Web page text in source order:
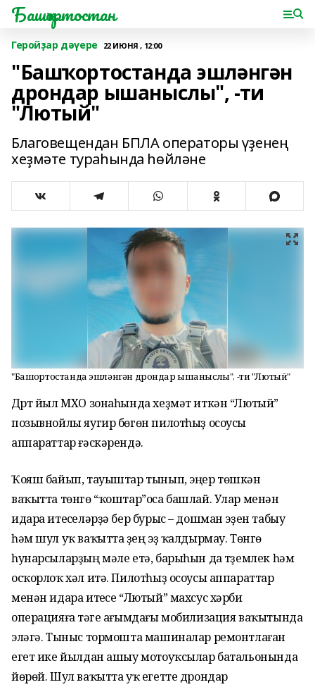
Башҡортостан
Геройҙар дәүере 22 ИЮНЯ , 12:00
"Башҡортостанда эшләнгән
дрондар ышаныслы", -ти
"Лютый"
Благовещендан БПЛА операторы үҙенең
хеҙмәте тураһында һөйләне
"Башҡортостанда эшләнгән дрондар ышаныслы", -ти "Лютый"
Дүрт йыл МХО зонаһында хеҙмәт иткән “Лютый”
позывнойлы яугир бөгөн пилотһыҙ осоусы
аппараттар ғәскәрендә.
Ҡояш байып, тауыштар тынып, эңер төшкән
ваҡытта төнгө “ҡоштар”оса башлай. Улар менән
идара итеүселәрҙә бер бурыс – дошман эҙен табыу
һәм шул уҡ ваҡытта үҙең эҙ ҡалдырмау. Төнгө
һунарсыларҙың мәле етә, барыһын да түҙемлек һәм
осҡорлоҡ хәл итә. Пилотһыҙ осоусы аппараттар
менән идара итеүсе “Лютый” махсус хәрби
операцияға тәүге ағымдағы мобилизация ваҡытында
эләгә. Тыныс тормошта машиналар ремонтлаған
егет ике йылдан ашыу мотоуҡсылар батальонында
йөрөй. Шул ваҡытта уҡ егетте дрондар